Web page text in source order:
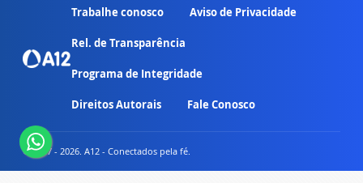
Trabalhe conosco Aviso de Privacidade
Rel. de Transparência
Programa de Integridade
Direitos Autorais Fale Conosco
© 2007 - 2026. A12 - Conectados pela fé.